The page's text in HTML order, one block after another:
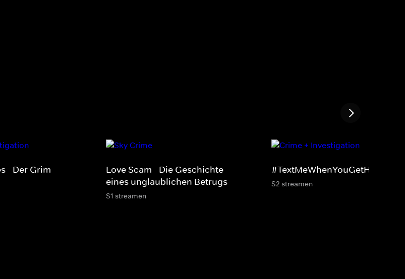
- Der Grim
Love Scam - Die Geschichte
eines unglaublichen Betrugs
S1 streamen
#TextMeWhenYouGetHome
S2 streamen